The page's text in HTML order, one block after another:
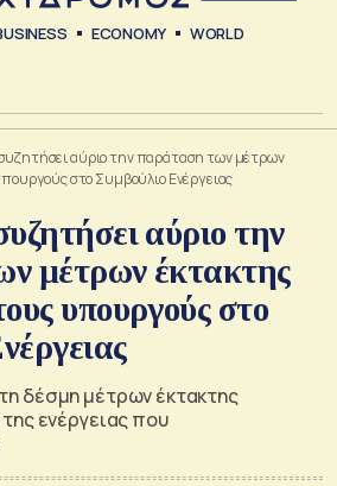
ECONOMY WORLD
αύριο την παράταση των μέτρων
στο Συμβούλιο Ενέργειας
αύριο την
μέτρων έκτακτης
υπουργούς στο
δέσμη μέτρων έκτακτης
ενέργειας που